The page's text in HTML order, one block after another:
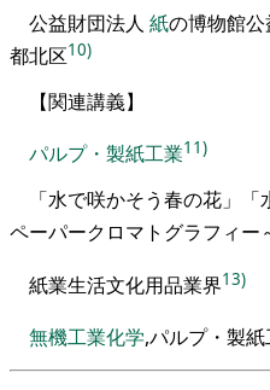
公益財団法人 紙の博物館公
都北区10)
【関連講義】
パルプ・製紙工業11)
「水で咲かそう春の花」
ペーパークロマトグラフィー
紙業生活文化用品業界13)
無機工業化学,パルプ・製